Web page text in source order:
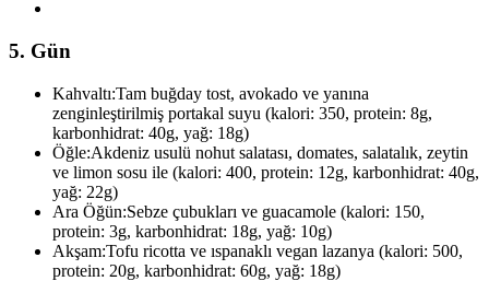
5. Gün
Kahvaltı:Tam buğday tost, avokado ve yanına
zenginleştirilmiş portakal suyu (kalori: 350, protein: 8g,
karbonhidrat: 40g, yağ: 18g)
Öğle:Akdeniz usulü nohut salatası, domates, salatalık, zeytin
ve limon sosu ile (kalori: 400, protein: 12g, karbonhidrat: 40g,
yağ: 22g)
Ara Öğün:Sebze çubukları ve guacamole (kalori: 150,
protein: 3g, karbonhidrat: 18g, yağ: 10g)
Akşam:Tofu ricotta ve ıspanaklı vegan lazanya (kalori: 500,
protein: 20g, karbonhidrat: 60g, yağ: 18g)